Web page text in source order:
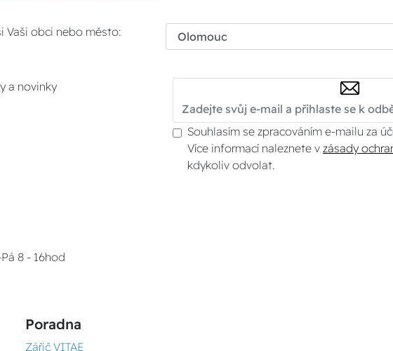
Vaši obci nebo město:
a novinky
Souhlasím se zpracováním e-mailu za
Více informací naleznete v zásady
kdykoliv odvolat.
8 - 16hod
Poradna
Zářič VITAE